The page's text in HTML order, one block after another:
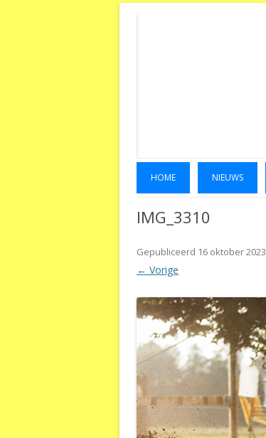
HOME NIEUWS
IMG_3310
Gepubliceerd 16 oktober 2023
← Vorige